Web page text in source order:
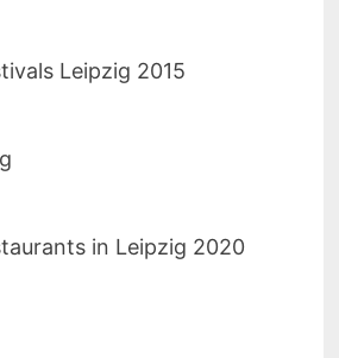
Leipzig 2015
in Leipzig 2020